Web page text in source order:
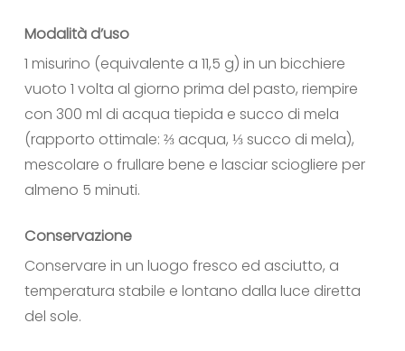
Modalità d’uso
1 misurino (equivalente a 11,5 g) in un bicchiere
vuoto 1 volta al giorno prima del pasto, riempire
con 300 ml di acqua tiepida e succo di mela
(rapporto ottimale: ⅔ acqua, ⅓ succo di mela),
mescolare o frullare bene e lasciar sciogliere per
almeno 5 minuti.
Conservazione
Conservare in un luogo fresco ed asciutto, a
temperatura stabile e lontano dalla luce diretta
del sole.